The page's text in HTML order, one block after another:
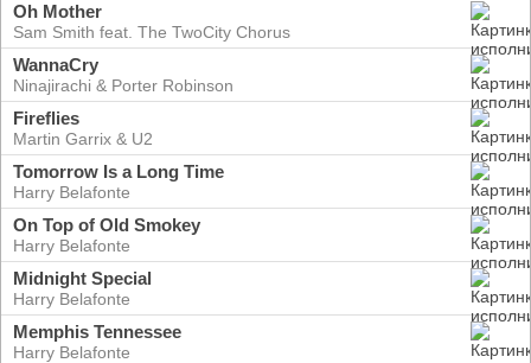
Oh Mother
Sam Smith feat. The TwoCity Chorus
WannaCry
Ninajirachi & Porter Robinson
Fireflies
Martin Garrix & U2
Tomorrow Is a Long Time
Harry Belafonte
On Top of Old Smokey
Harry Belafonte
Midnight Special
Harry Belafonte
Memphis Tennessee
Harry Belafonte